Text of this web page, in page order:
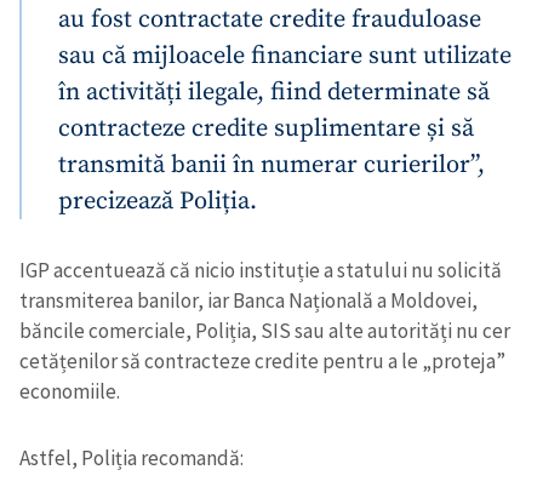
au fost contractate credite frauduloase
sau că mijloacele financiare sunt utilizate
în activități ilegale, fiind determinate să
contracteze credite suplimentare și să
transmită banii în numerar curierilor”,
precizează Poliția.
IGP accentuează că nicio instituție a statului nu solicită
transmiterea banilor, iar Banca Națională a Moldovei,
băncile comerciale, Poliția, SIS sau alte autorități nu cer
cetățenilor să contracteze credite pentru a le „proteja”
economiile.
Astfel, Poliția recomandă: